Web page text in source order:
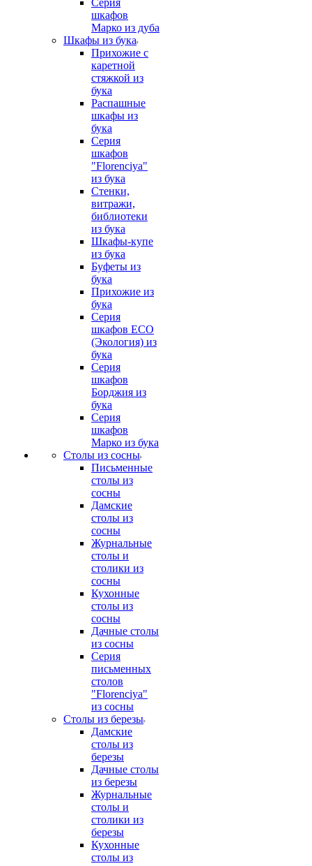
Серия
шкафов
Марко из дуба
Шкафы из бука
Прихожие с
каретной
стяжкой из
бука
Распашные
шкафы из
бука
Серия
шкафов
"Florenciya"
из бука
Стенки,
витражи,
библиотеки
из бука
Шкафы-купе
из бука
Буфеты из
бука
Прихожие из
бука
Серия
шкафов ECO
(Экология) из
бука
Серия
шкафов
Борджия из
бука
Серия
шкафов
Марко из бука
Столы из сосны
Письменные
столы из
сосны
Дамские
столы из
сосны
Журнальные
столы и
столики из
сосны
Кухонные
столы из
сосны
Дачные столы
из сосны
Серия
письменных
столов
"Florenciya"
из сосны
Столы из березы
Дамские
столы из
березы
Дачные столы
из березы
Журнальные
столы и
столики из
березы
Кухонные
столы из